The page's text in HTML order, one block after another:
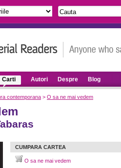
Carti Autori Despre Blog
contemporana > O sa ne mai vedem
CUMPARA CARTEA
O sa ne mai vedem